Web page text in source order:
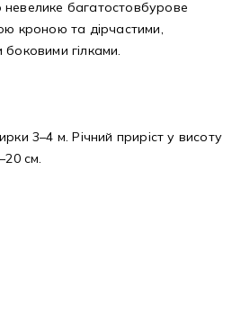
багатостовбурове
кроною та дірчастими,
гілками.
3–4 м. Річний приріст у висоту
см.